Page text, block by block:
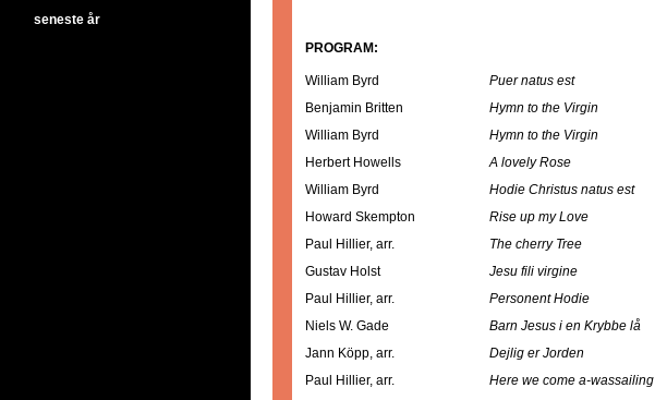
PROGRAM:
William Byrd
Puer natus est
Benjamin Britten
Hymn to the Virgin
William Byrd
Hymn to the Virgin
Herbert Howells
A lovely Rose
William Byrd
Hodie Christus natus est
Howard Skempton
Rise up my Love
Paul Hillier, arr.
The cherry Tree
Gustav Holst
Jesu fili virgine
Paul Hillier, arr.
Personent Hodie
Niels W. Gade
Barn Jesus i en Krybbe lå
Jann Köpp, arr.
Dejlig er Jorden
Paul Hillier, arr.
Here we come a-wassailing
seneste år